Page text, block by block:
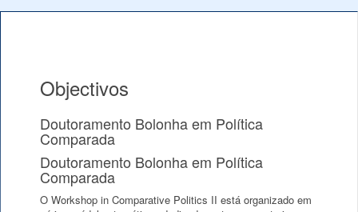
Objectivos
Doutoramento Bolonha em Política
Comparada
Doutoramento Bolonha em Política
Comparada
O Workshop in Comparative Politics II está organizado em